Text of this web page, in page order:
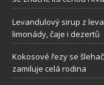
Levandulový sirup z
limonády, čaje i dezertů
Kokosové řezy se
zamiluje celá rodina